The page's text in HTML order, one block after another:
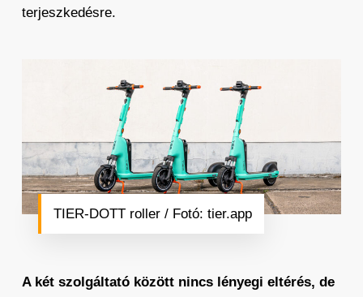
terjeszkedésre.
TIER-DOTT roller / Fotó: tier.app
A két szolgáltató között nincs lényegi eltérés, de